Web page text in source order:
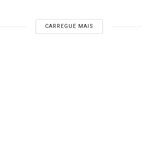
CARREGUE MAIS